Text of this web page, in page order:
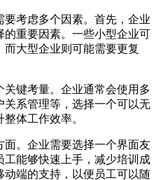
考虑多个因素。首先，企业
重要因素。一些小型企业可
大型企业则可能需要更复
键考量。企业通常会使用多
系管理等，选择一个可以无
体工作效率。
面。企业需要选择一个界面友
能够快速上手，减少培训成
端的支持，以便员工可以随